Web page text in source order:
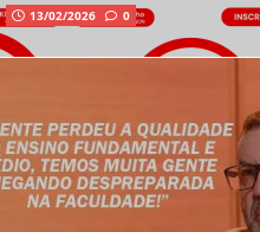
13/02/2026 0